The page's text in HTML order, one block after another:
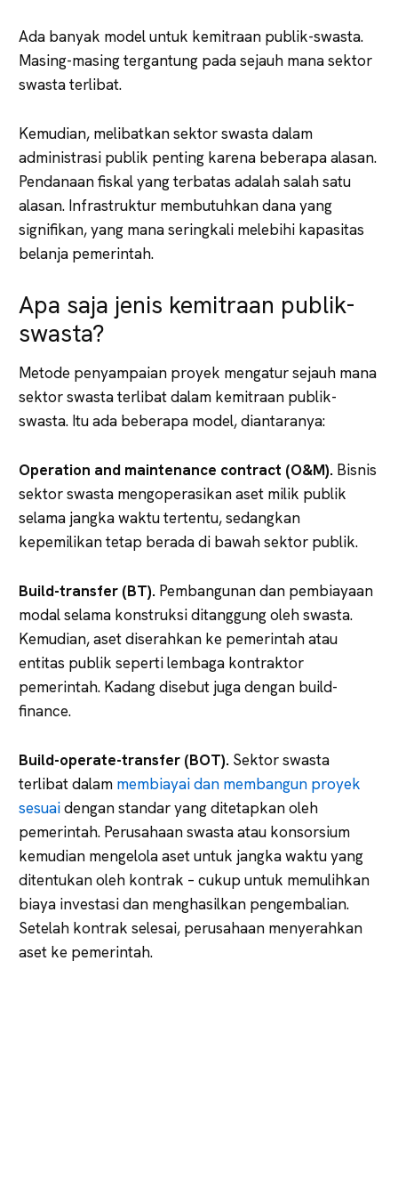
Ada banyak model untuk kemitraan publik-swasta.
Masing-masing tergantung pada sejauh mana sektor
swasta terlibat.
Kemudian, melibatkan sektor swasta dalam
administrasi publik penting karena beberapa alasan.
Pendanaan fiskal yang terbatas adalah salah satu
alasan. Infrastruktur membutuhkan dana yang
signifikan, yang mana seringkali melebihi kapasitas
belanja pemerintah.
Apa saja jenis kemitraan publik-
swasta?
Metode penyampaian proyek mengatur sejauh mana
sektor swasta terlibat dalam kemitraan publik-
swasta. Itu ada beberapa model, diantaranya:
Operation and maintenance contract (O&M). Bisnis
sektor swasta mengoperasikan aset milik publik
selama jangka waktu tertentu, sedangkan
kepemilikan tetap berada di bawah sektor publik.
Build-transfer (BT). Pembangunan dan pembiayaan
modal selama konstruksi ditanggung oleh swasta.
Kemudian, aset diserahkan ke pemerintah atau
entitas publik seperti lembaga kontraktor
pemerintah. Kadang disebut juga dengan build-
finance.
Build-operate-transfer (BOT). Sektor swasta
terlibat dalam membiayai dan membangun proyek
sesuaidengan standar yang ditetapkan oleh
pemerintah. Perusahaan swasta atau konsorsium
kemudian mengelola aset untuk jangka waktu yang
ditentukan oleh kontrak – cukup untuk memulihkan
biaya investasi dan menghasilkan pengembalian.
Setelah kontrak selesai, perusahaan menyerahkan
aset ke pemerintah.